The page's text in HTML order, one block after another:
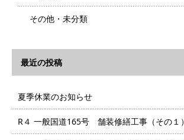
その他・未分類
最近の投稿
夏季休業のお知らせ
R４ 一般国道165号 舗装修繕工事（その１）